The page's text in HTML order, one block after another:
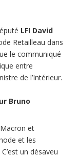
LFI David
Retailleau dans
le communiqué
entre
de l’Intérieur.
Bruno
et
et les
un désaveu